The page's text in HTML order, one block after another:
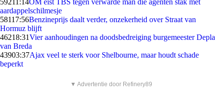
59211:14OM eist TBS tegen verwarde man die agenten stak met
aardappelschilmesje
58117:56Benzineprijs daalt verder, onzekerheid over Straat van
Hormuz blijft
46218:31Vier aanhoudingen na doodsbedreiging burgemeester Depla
van Breda
43903:37Ajax veel te sterk voor Shelbourne, maar houdt schade
beperkt
▼ Advertentie door Refinery89